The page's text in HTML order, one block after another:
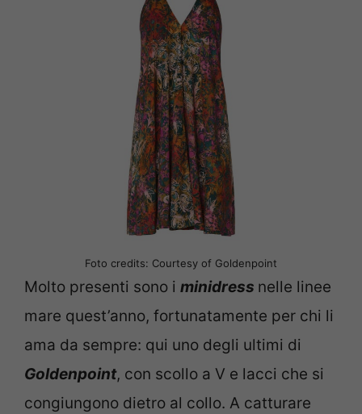
Foto credits: Courtesy of Goldenpoint
Molto presenti sono i minidress nelle linee
mare quest’anno, fortunatamente per chi li
ama da sempre: qui uno degli ultimi di
Goldenpoint, con scollo a V e lacci che si
congiungono dietro al collo. A catturare